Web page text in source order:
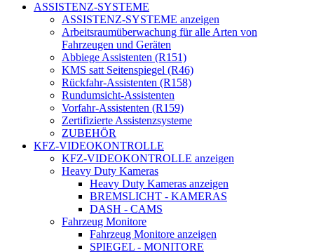
ASSISTENZ-SYSTEME
ASSISTENZ-SYSTEME anzeigen
Arbeitsraumüberwachung für alle Arten von
Fahrzeugen und Geräten
Abbiege Assistenten (R151)
KMS satt Seitenspiegel (R46)
Rückfahr-Assistenten (R158)
Rundumsicht-Assistenten
Vorfahr-Assistenten (R159)
Zertifizierte Assistenzsysteme
ZUBEHÖR
KFZ-VIDEOKONTROLLE
KFZ-VIDEOKONTROLLE anzeigen
Heavy Duty Kameras
Heavy Duty Kameras anzeigen
BREMSLICHT - KAMERAS
DASH - CAMS
Fahrzeug Monitore
Fahrzeug Monitore anzeigen
SPIEGEL - MONITORE